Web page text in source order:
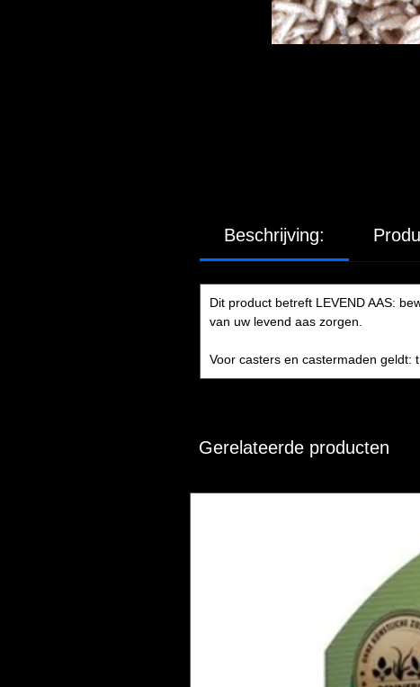
Beschrijving:
Dit product betreft LEVEND AAS:
van uw levend aas zorgen.
Voor casters en castermaden geldt:
Gerelateerde producten